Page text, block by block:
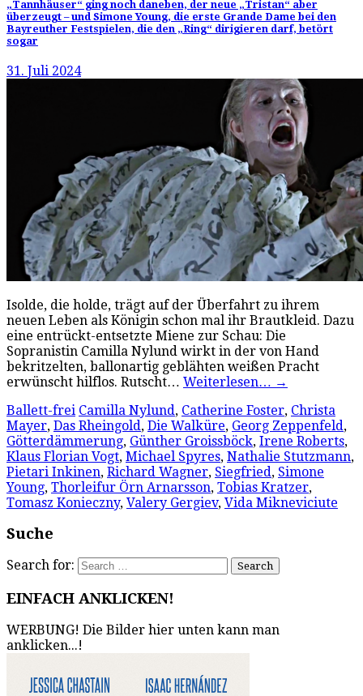
„Tannhäuser“ ging noch daneben, der neue „Tristan“ aber
überzeugt – und Simone Young, die erste Grande Dame bei den
Bayreuther Festspielen, die den „Ring“ dirigieren darf, betört
sogar
31. Juli 2024
Isolde, die holde, trägt auf der Überfahrt zu ihrem
neuen Leben als Königin schon mal ihr Brautkleid. Dazu
eine entrückt-entsetzte Miene zur Schau: Die
Sopranistin Camilla Nylund wirkt in der von Hand
bekritzelten, ballonartig geblähten weißen Pracht
erwünscht hilflos. Rutscht… Weiterlesen… →
Ballett-frei Camilla Nylund, Catherine Foster, Christa
Mayer, Das Rheingold, Die Walküre, Georg Zeppenfeld,
Götterdämmerung, Günther Groissböck, Irene Roberts,
Klaus Florian Vogt, Michael Spyres, Nathalie Stutzmann,
Pietari Inkinen, Richard Wagner, Siegfried, Simone
Young, Thorleifur Örn Arnarsson, Tobias Kratzer,
Tomasz Konieczny, Valery Gergiev, Vida Mikneviciute
Suche
Search for:
EINFACH ANKLICKEN!
WERBUNG! Die Bilder hier unten kann man
anklicken...!